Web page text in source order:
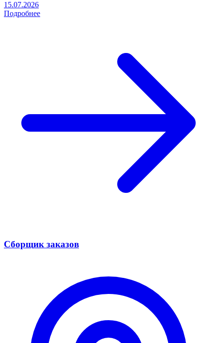
15.07.2026
Подробнее
Сборщик заказов